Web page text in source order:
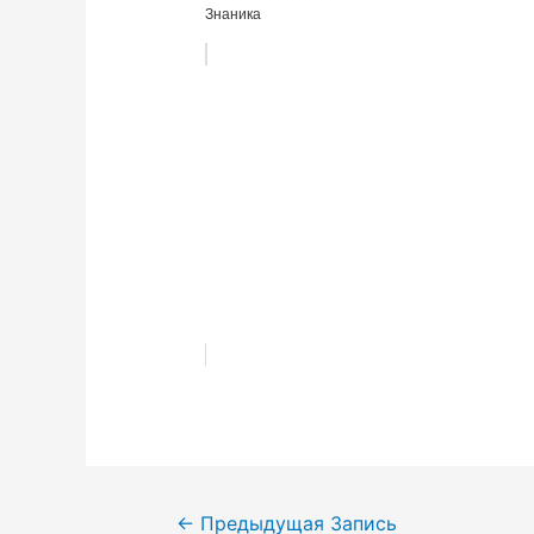
Знаника
Навигация
← Предыдущая Запись